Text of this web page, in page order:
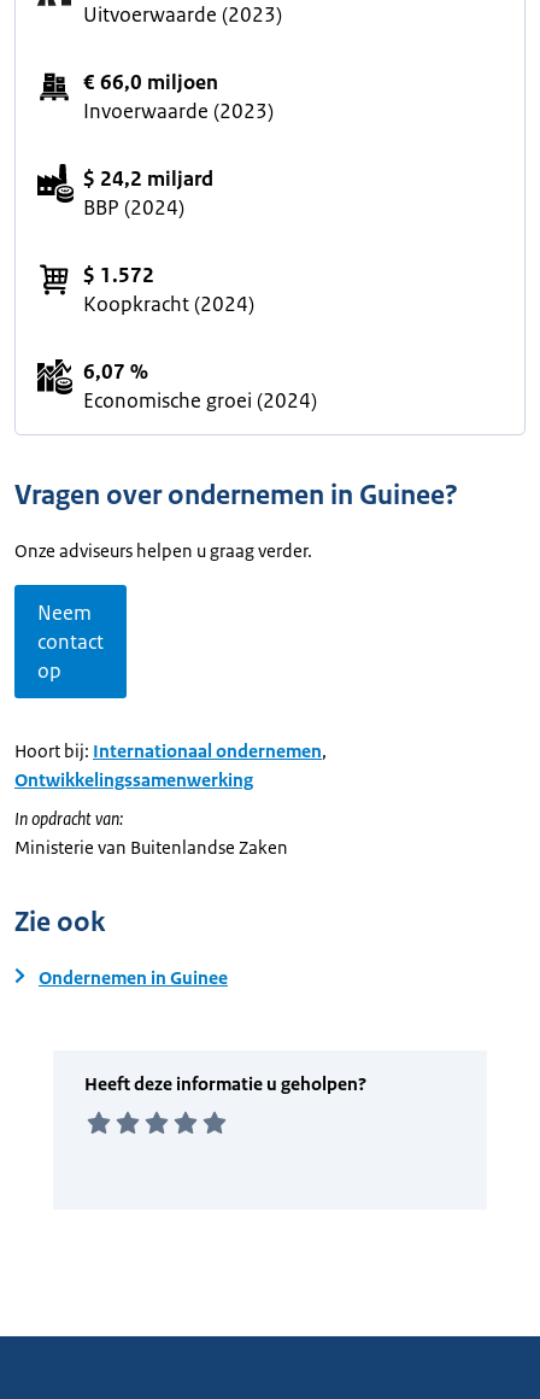
Uitvoerwaarde (2023)
€ 66,0 miljoen
Invoerwaarde (2023)
$ 24,2 miljard
BBP (2024)
$ 1.572
Koopkracht (2024)
6,07 %
Economische groei (2024)
Vragen over ondernemen in Guinee?
Onze adviseurs helpen u graag verder.
Neem
contact
op
Hoort bij: Internationaal ondernemen,
Ontwikkelingssamenwerking
In opdracht van:
Ministerie van Buitenlandse Zaken
Zie ook
Ondernemen in Guinee